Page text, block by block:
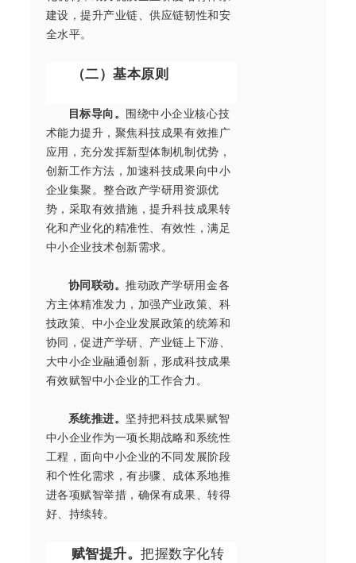
建设，提升产业链、供应链韧性和安
全水平。
（二）基本原则
目标导向。 围绕中小企业核心技
术能力提升，聚焦科技成果有效推广
应用，充分发挥新型体制机制优势，
创新工作方法，加速科技成果向中小
企业集聚。整合政产学研用资源优
势，采取有效措施，提升科技成果转
化和产业化的精准性、有效性，满足
中小企业技术创新需求。
协同联动。推动政产学研用金各
方主体精准发力，加强产业政策、科
技政策、中小企业发展政策的统筹和
协同，促进产学研、产业链上下游、
大中小企业融通创新，形成科技成果
有效赋智中小企业的工作合力。
系统推进。 坚持把科技成果赋智
中小企业作为一项长期战略和系统性
工程，面向中小企业的不同发展阶段
和个性化需求，有步骤、成体系地推
进各项赋智举措，确保有成果、转得
好、持续转。
赋智提升。把握数字化转